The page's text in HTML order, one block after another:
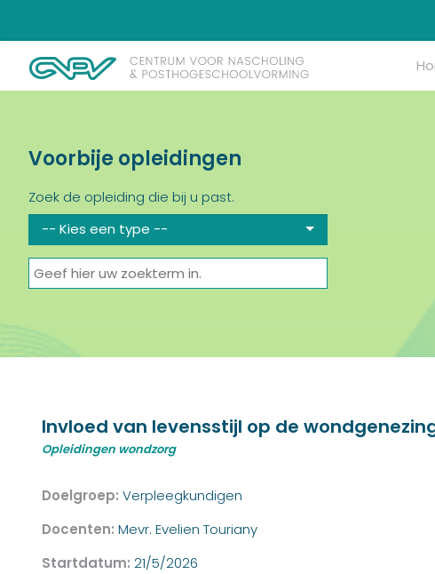
Voorbije opleidingen
Zoek de opleiding die bij u past.
-- Kies een type --
Invloed van levensstijl op de
Opleidingen wondzorg
Doelgroep: Verpleegkundigen
Docenten: Mevr. Evelien Touriany
Startdatum: 21/5/2026